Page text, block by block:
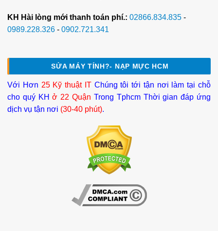
KH Hài lòng mới thanh toán phí.: 02866.834.835 -
0989.228.326 - 0902.721.341
SỬA MÁY TÍNH?- NẠP MỰC HCM
Với Hơn 25 Kỹ thuật ITChúng tôi tới tận nơi làm tại chỗ
cho quý KHở 22 Quận Trong Tphcm Thời gian đáp ứng
dịch vụ tận nơi (30-40 phút).